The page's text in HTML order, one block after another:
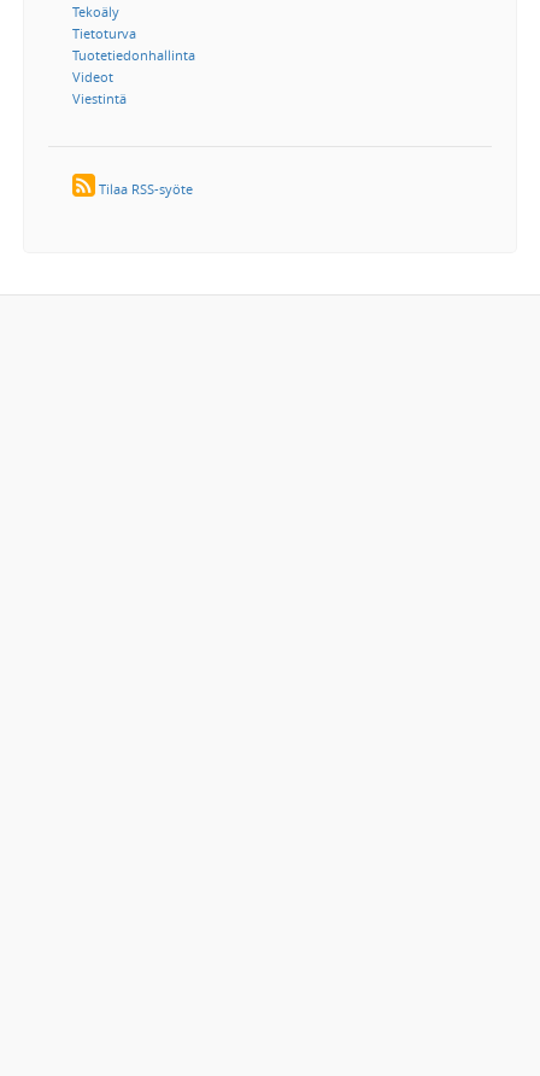
Tekoäly
Tietoturva
Tuotetiedonhallinta
Videot
Viestintä
Tilaa RSS-syöte